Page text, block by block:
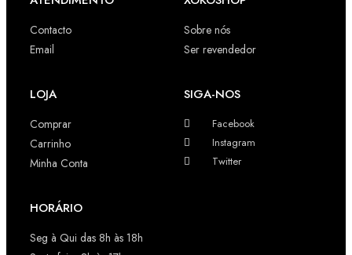
Contacto
Email
Sobre nós
Ser revendedor
LOJA
Comprar
Carrinho
Minha Conta
SIGA-NOS
Facebook
Instagram
Twitter
HORÁRIO
Seg à Qui das 8h às 18h